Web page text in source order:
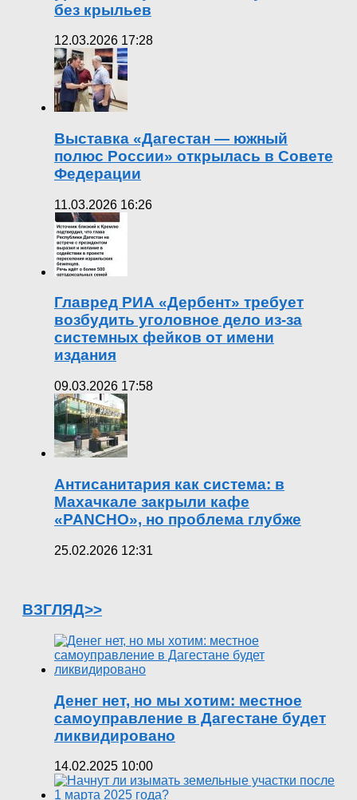
без крыльев
12.03.2026 17:28
Выставка «Дагестан — южный
полюс России» открылась в Совете
Федерации
11.03.2026 16:26
Главред РИА «Дербент» требует
возбудить уголовное дело из-за
системных фейков от имени
издания
09.03.2026 17:58
Антисанитария как система: в
Махачкале закрыли кафе
«PANCHO», но проблема глубже
25.02.2026 12:31
ВЗГЛЯД>>
Денег нет, но мы хотим: местное
самоуправление в Дагестане будет
ликвидировано
14.02.2025 10:00